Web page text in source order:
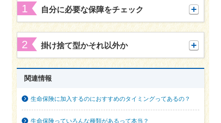
マーケットリンク
1 自分に必要な保障をチェック
2 掛け捨て型かそれ以外か
関連情報
生命保険に加入するのにおすすめのタイミングってあるの？
生命保険っていろんな種類があるって本当？